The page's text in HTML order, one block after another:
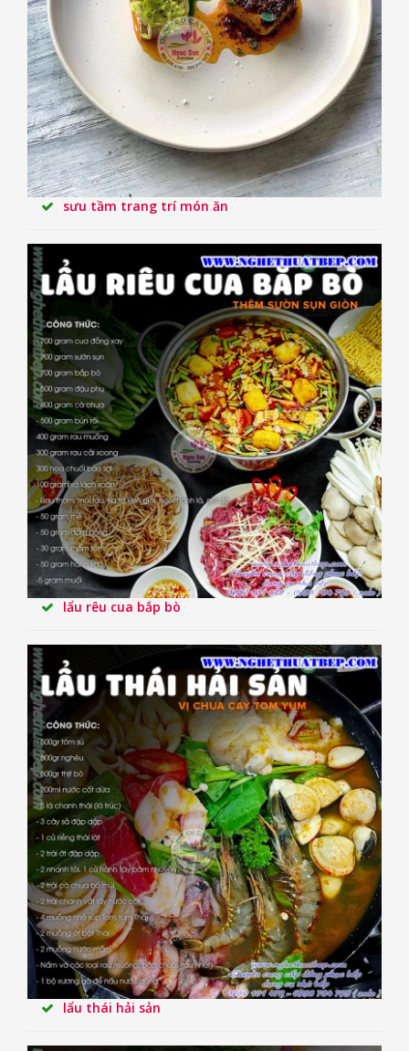
sưu tầm trang trí món ăn
lẩu rêu cua bắp bò
lẩu thái hải sản